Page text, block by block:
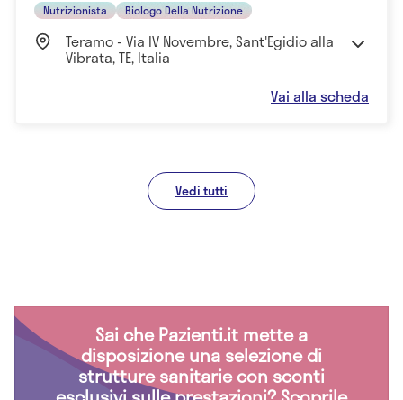
Nutrizionista Biologo Della Nutrizione
Teramo - Via IV Novembre, Sant'Egidio alla
Vibrata, TE, Italia
Vai alla scheda
Vedi tutti
Sai che Pazienti.it mette a
disposizione una selezione di
strutture sanitarie con sconti